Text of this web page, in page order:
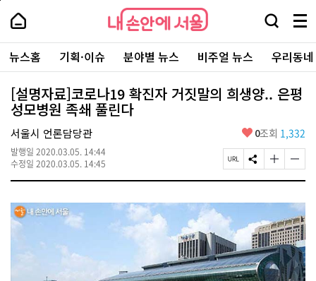
본
로
가
내
손
안
에
서
울
-
서
울
시
대
표
소
통
포
내
손
에
울
검
창
열
기
메
뉴
전
체
보
기
주
요
서
뉴스홈 기획·이슈 분야별 뉴스 비주얼 뉴스 우리동
[설명자료]코로나19 확진자 거짓말의 희생양.. 은평
성모병원 족쇄 풀린다
서울시 언론담당관
발행일 2020.03.05. 14:44
수정일 2020.03.05. 14:45
좋
요
0조회 1,332
페
이
U
복
사
S
N
공
하
기
글
자
기
게
변
경
하
기
글
자
기
작
게
변
경
하
기
페
상
단
로